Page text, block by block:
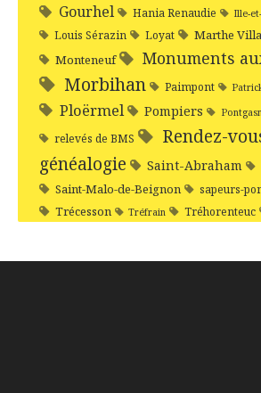
Gourhel Hania Renaudie Ille-
Louis Sérazin Loyat Marthe
Monteneuf Monuments
Morbihan Paimpont
Ploërmel Pompiers
relevés de BMS
Rendez-
généalogie
Saint-Abraham
Saint-Malo-de-Beignon sapeurs-
Trécesson Tréfrain Tréhorenteuc